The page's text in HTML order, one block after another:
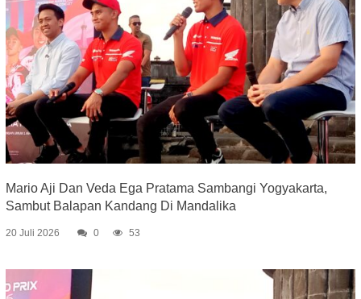
Mario Aji Dan Veda Ega Pratama Sambangi Yogyakarta,
Sambut Balapan Kandang Di Mandalika
20 Juli 2026 0 53